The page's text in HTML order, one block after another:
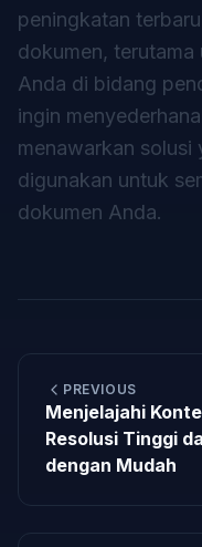
peningkatan
dokumen,
Anda di bidang
ingin
menawarkan solusi
digunakan untuk
dokumen Anda.
PREVIOUS
Menjelajahi
Resolusi Tinggi
dengan Mudah